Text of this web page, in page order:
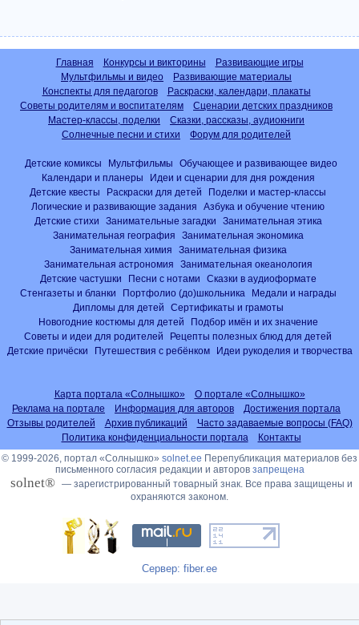
Главная Конкурсы и викторины
Развивающие игры
Мультфильмы и видео
Развивающие материалы
Конспекты для педагогов
Раскраски, календари, плакаты
Советы родителям и воспитателям
Сценарии детских праздников
Мастер-классы, поделки
Сказки, рассказы, аудиокниги
Солнечные песни и стихи
Форум для родителей
Детские комиксы Мультфильмы
Обучающее и развивающее видео
Календари и планеры
Идеи и сценарии для дня рождения
Детские квесты
Раскраски для детей
Поделки и мастер-классы
Логические и развивающие задания
Азбука и обучение чтению
Детские стихи
Занимательные загадки
Занимательная этика
Занимательная география
Занимательная экономика
Занимательная химия
Занимательная физика
Занимательная астрономия
Занимательная океанология
Детские частушки
Песни с нотами
Сказки в аудиоформате
Стенгазеты и бланки
Портфолио (до)школьника
Медали и награды
Дипломы для детей
Сертификаты и грамоты
Новогодние костюмы для детей
Подбор имён и их значение
Советы и идеи для родителей
Рецепты полезных блюд для детей
Детские причёски
Путешествия с ребёнком Идеи рукоделия и творчества
Карта портала «Солнышко»
О портале «Солнышко»
Реклама на портале
Информация для авторов
Достижения портала
Отзывы родителей
Архив публикаций
Часто задаваемые вопросы (FAQ)
Политика конфиденциальности портала
Контакты
© 1999-2026, портал «Солнышко» solnet.ee Перепубликация материалов без
письменного согласия редакции и авторов запрещена
solnet® — зарегистрированный товарный знак. Все права защищены и
охраняются законом.
Сервер: fiber.ee